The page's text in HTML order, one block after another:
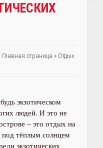
Главная страница » Отдых
экзотическом
людей. И это не
– это отдых на
тёплым солнцем
экзотических